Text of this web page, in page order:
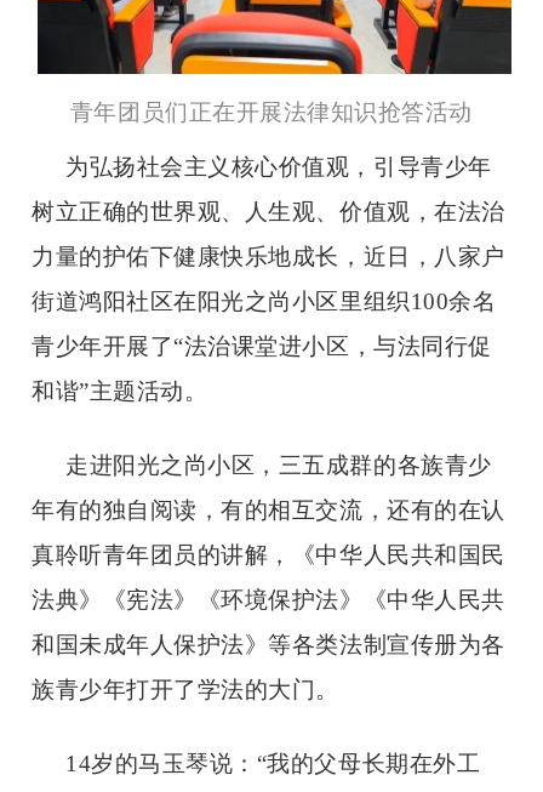
青年团员们正在开展法律知识抢答活动
为弘扬社会主义核心价值观，引导青少年
树立正确的世界观、人生观、价值观，在法治
力量的护佑下健康快乐地成长，近日，八家户
街道鸿阳社区在阳光之尚小区里组织100余名
青少年开展了“法治课堂进小区，与法同行促
和谐”主题活动。
走进阳光之尚小区，三五成群的各族青少
年有的独自阅读，有的相互交流，还有的在认
真聆听青年团员的讲解，《中华人民共和国民
法典》《宪法》《环境保护法》《中华人民共
和国未成年人保护法》等各类法制宣传册为各
族青少年打开了学法的大门。
14岁的马玉琴说：“我的父母长期在外工